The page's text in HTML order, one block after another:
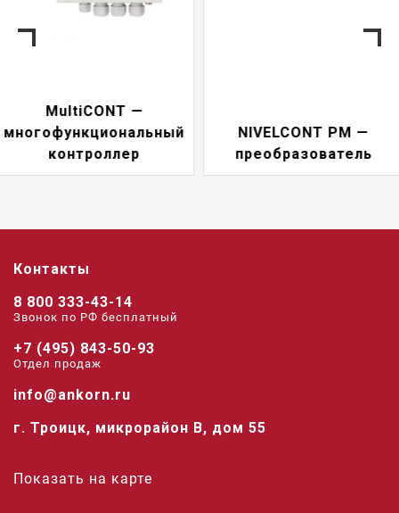
NIVELCONT PM —
преобразователь
переключатель
Контакты
8 800 333-43-14
Звонок по РФ беcплатный
+7 (495) 843-50-93
Отдел продаж
info@ankorn.ru
г. Троицк, микрорайон В, дом 55
Показать на карте